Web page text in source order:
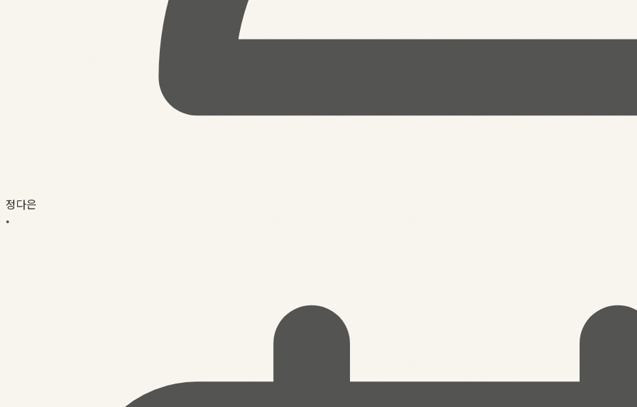
정다은
•